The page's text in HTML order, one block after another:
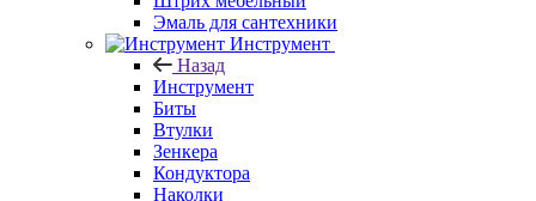
Эмаль для сантехники
Инструмент
Назад
Инструмент
Биты
Втулки
Зенкера
Кондуктора
Наколки